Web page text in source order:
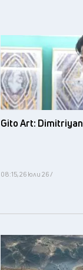
Gito Art: Dimitriyan
08:15, 26 юли 26 /